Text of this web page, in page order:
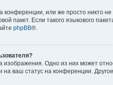
или же просто никто
пакет. Если такого языкового
phpBB®.
Одно из них может
ваш статус на конференции.